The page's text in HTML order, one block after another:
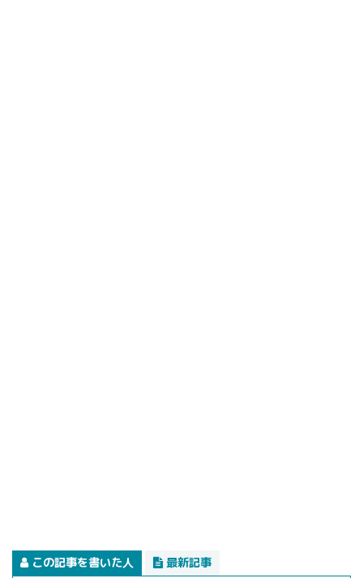
この記事を書いた人 最新記事